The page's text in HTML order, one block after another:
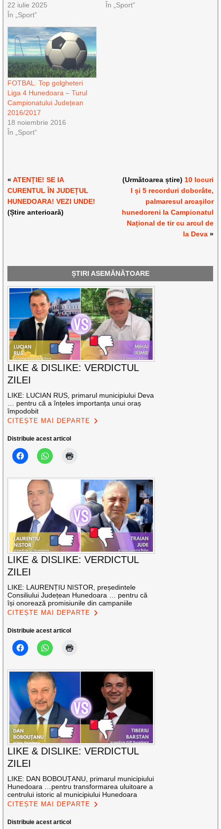
22 iulie 2025
În „Sport”
În „Sport”
FOTBAL. Top golgheteri
Liga 4 Hunedoara – Turul
Campionatului Județean
2016/2017
18 noiembrie 2016
În „Sport”
«ATENȚIE! SE IA
CURENTUL ÎN JUDEȚUL
HUNEDOARA! VEZI UNDE!
(Știre anterioară)
(Următoarea știre) 10 locuri
I și 5 recorduri doborâte,
palmaresul arcașilor
hunedoreni la Campionatul
Național de tir cu arcul de
la Deva»
ȘTIRI ASEMĂNĂTOARE
LIKE & DISLIKE: VERDICTUL
ZILEI
LIKE: LUCIAN RUS, primarul municipiului Deva
… pentru că a înțeles importanța unui oraș
împodobit
CITEȘTE MAI DEPARTE
Distribuie acest articol
LIKE & DISLIKE: VERDICTUL
ZILEI
LIKE: LAURENȚIU NISTOR, președintele
Consiliului Județean Hunedoara … pentru că
își onorează promisiunile din campaniile
CITEȘTE MAI DEPARTE
Distribuie acest articol
LIKE & DISLIKE: VERDICTUL
ZILEI
LIKE: DAN BOBOUȚANU, primarul municipiului
Hunedoara …pentru transformarea uluitoare a
centrului istoric al municipiului Hunedoara
CITEȘTE MAI DEPARTE
Distribuie acest articol